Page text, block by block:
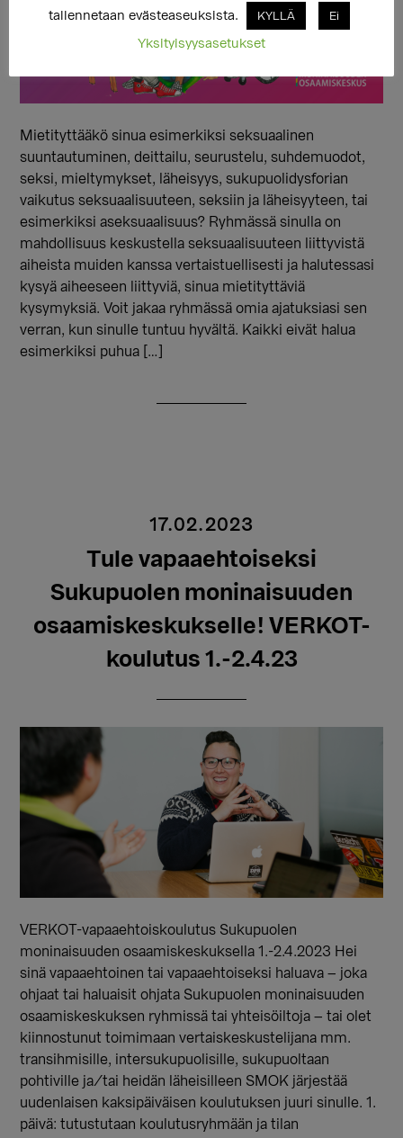
Mietityttääkö sinua esimerkiksi seksuaalinen
suuntautuminen, deittailu, seurustelu, suhdemuodot,
seksi, mieltymykset, läheisyys, sukupuolidysforian
vaikutus seksuaalisuuteen, seksiin ja läheisyyteen, tai
esimerkiksi aseksuaalisuus? Ryhmässä sinulla on
mahdollisuus keskustella seksuaalisuuteen liittyvistä
aiheista muiden kanssa vertaistuellisesti ja halutessasi
kysyä aiheeseen liittyviä, sinua mietityttäviä
kysymyksiä. Voit jakaa ryhmässä omia ajatuksiasi sen
verran, kun sinulle tuntuu hyvältä. Kaikki eivät halua
esimerkiksi puhua […]
17.02.2023
Tule vapaaehtoiseksi
Sukupuolen moninaisuuden
osaamiskeskukselle! VERKOT-
koulutus 1.-2.4.23
VERKOT-vapaaehtoiskoulutus Sukupuolen
moninaisuuden osaamiskeskuksella 1.-2.4.2023 Hei
sinä vapaaehtoinen tai vapaaehtoiseksi haluava – joka
ohjaat tai haluaisit ohjata Sukupuolen moninaisuuden
osaamiskeskuksen ryhmissä tai yhteisöiltoja – tai olet
kiinnostunut toimimaan vertaiskeskustelijana mm.
transihmisille, intersukupuolisille, sukupuoltaan
pohtiville ja/tai heidän läheisilleen SMOK järjestää
uudenlaisen kaksipäiväisen koulutuksen juuri sinulle. 1.
päivä: tutustutaan koulutusryhmään ja tilan
tallennetaan evästeaseuksista. KYLLÄ Ei
Yksityisyysasetukset